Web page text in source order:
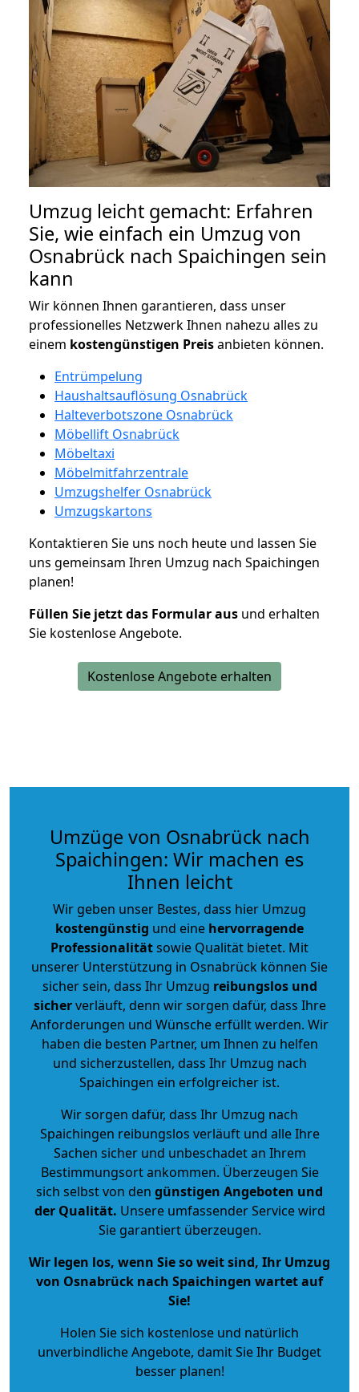
Umzug leicht gemacht: Erfahren
Sie, wie einfach ein Umzug von
Osnabrück nach Spaichingen sein
kann
Wir können Ihnen garantieren, dass unser
professionelles Netzwerk Ihnen nahezu alles zu
einem kostengünstigen Preisanbieten können.
Entrümpelung
Haushaltsauflösung Osnabrück
Halteverbotszone Osnabrück
Möbellift Osnabrück
Möbeltaxi
Möbelmitfahrzentrale
Umzugshelfer Osnabrück
Umzugskartons
Kontaktieren Sie uns noch heute und lassen Sie
uns gemeinsam Ihren Umzug nach Spaichingen
planen!
Füllen Sie jetzt das Formular aus und erhalten
Sie kostenlose Angebote.
Kostenlose Angebote erhalten
Umzüge von Osnabrück nach
Spaichingen: Wir machen es
Ihnen leicht
Wir geben unser Bestes, dass hier Umzug
kostengünstig und eine hervorragende
Professionalitätsowie Qualität bietet. Mit
unserer Unterstützung in Osnabrück können Sie
sicher sein, dass Ihr Umzug reibungslos und
sicherverläuft, denn wir sorgen dafür, dass Ihre
Anforderungen und Wünsche erfüllt werden. Wir
haben die besten Partner, um Ihnen zu helfen
und sicherzustellen, dass Ihr Umzug nach
Spaichingen ein erfolgreicher ist.
Wir sorgen dafür, dass Ihr Umzug nach
Spaichingen reibungslos verläuft und alle Ihre
Sachen sicher und unbeschadet an Ihrem
Bestimmungsort ankommen. Überzeugen Sie
sich selbst von den günstigen Angeboten und
der Qualität. Unsere umfassender Service wird
Sie garantiert überzeugen.
Wir legen los, wenn Sie so weit sind, Ihr Umzug
von Osnabrück nach Spaichingen wartet auf
Sie!
Holen Sie sich kostenlose und natürlich
unverbindliche Angebote, damit Sie Ihr Budget
besser planen!